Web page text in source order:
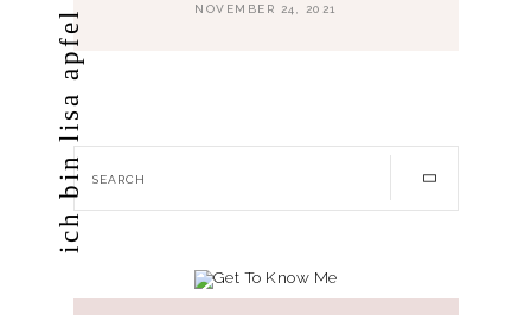
NOVEMBER 24, 2021
ich bin lisa apfel